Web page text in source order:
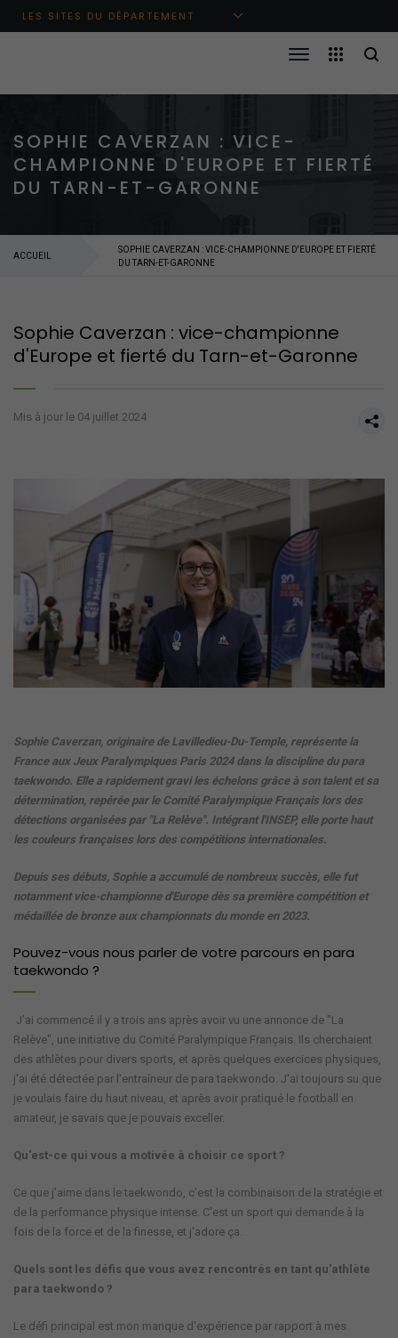
Aller au menu principal
Aller au contenu
Aller à la recherche
LES SITES DU DÉPARTEMENT
SOPHIE CAVERZAN : VICE-
CHAMPIONNE D'EUROPE ET FIERTÉ
DU TARN-ET-GARONNE
ACCUEIL
SOPHIE CAVERZAN : VICE-CHAMPIONNE D'EUROPE ET FIERTÉ
DU TARN-ET-GARONNE
Sophie Caverzan : vice-championne
d'Europe et fierté du Tarn-et-Garonne
Mis à jour le 04 juillet 2024
Sophie Caverzan, originaire de Lavilledieu-Du-Temple, représente la
France aux Jeux Paralympiques Paris 2024 dans la discipline du para
taekwondo. Elle a rapidement gravi les échelons grâce à son talent et sa
détermination, repérée par le Comité Paralympique Français lors des
détections organisées par "La Relève". Intégrant l'INSEP, elle porte haut
les couleurs françaises lors des compétitions internationales.
Depuis ses débuts, Sophie a accumulé de nombreux succès, elle fut
notamment vice-championne d'Europe dès sa première compétition et
médaillée de bronze aux championnats du monde en 2023.
Pouvez-vous nous parler de votre parcours en para
taekwondo ?
J’ai commencé il y a trois ans après avoir vu une annonce de "La
Relève", une initiative du Comité Paralympique Français. Ils cherchaient
des athlètes pour divers sports, et après quelques exercices physiques,
j'ai été détectée par l'entraîneur de para taekwondo. J'ai toujours su que
je voulais faire du haut niveau, et après avoir pratiqué le football en
amateur, je savais que je pouvais exceller.
Qu'est-ce qui vous a motivée à choisir ce sport ?
Ce que j’aime dans le taekwondo, c’est la combinaison de la stratégie et
de la performance physique intense. C'est un sport qui demande à la
fois de la force et de la finesse, et j'adore ça.
Quels sont les défis que vous avez rencontrés en tant qu'athlète
para taekwondo ?
Le défi principal est mon manque d'expérience par rapport à mes